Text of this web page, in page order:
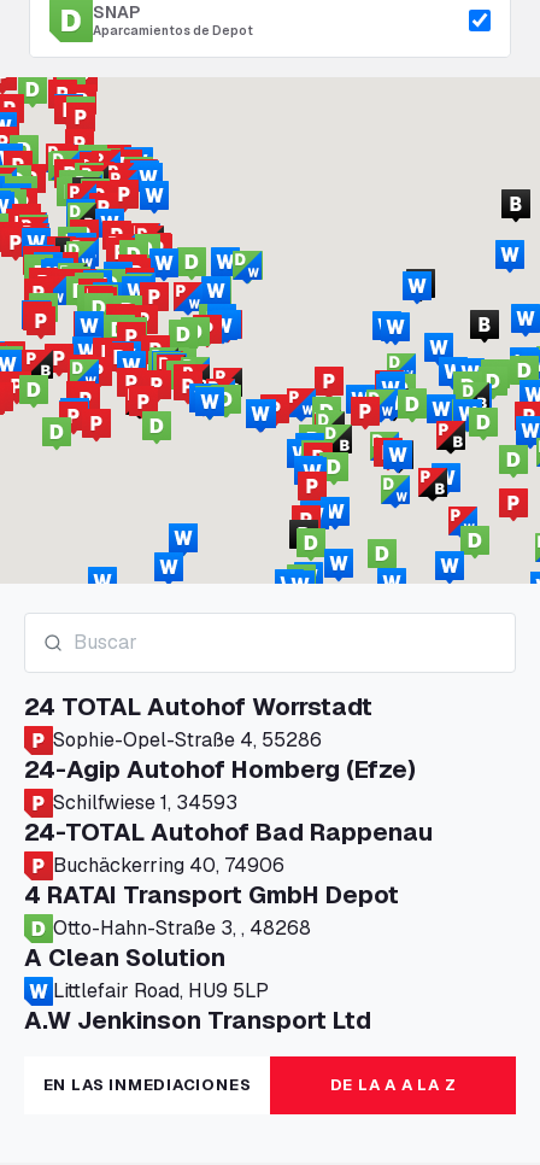
SNAP
Aparcamientos de Depot
24 TOTAL Autohof Worrstadt
Sophie-Opel-Straße 4, 55286
24-Agip Autohof Homberg (Efze)
Schilfwiese 1, 34593
24-TOTAL Autohof Bad Rappenau
Buchäckerring 40, 74906
4 RATAI Transport GmbH Depot
Otto-Hahn-Straße 3, , 48268
A Clean Solution
Littlefair Road, HU9 5LP
A.W Jenkinson Transport Ltd
Progress House, ME11 5GA
A+G Nettetal - Depot Parking
Am Panneschopp 7, 41334
EN LAS INMEDIACIONES DE LA A A LA Z